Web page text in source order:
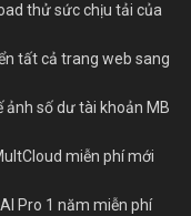
thử sức chịu tải của
tất cả trang web sang
ảnh số dư tài khoản MB
miễn phí mới
Pro 1 năm miễn phí